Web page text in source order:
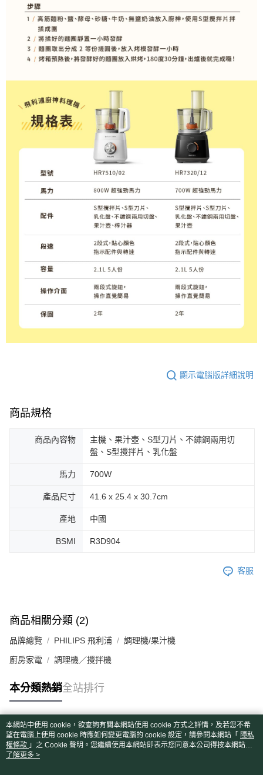
顯示電腦版詳細說明
商品規格
商品內容物
主機、果汁壺、S型刀片、不鏽鋼兩用切
盤、S型攪拌片、乳化盤
馬力 700W
產品尺寸 41.6 x 25.4 x 30.7cm
產地 中國
BSMI R3D904
客服
商品相關分類 (2)
品牌總覽 PHILIPS 飛利浦 調理機/果汁機
廚房家電 調理機／攪拌機
本分類熱銷全站排行
熱門標籤
本網站中使用 cookie，欲查詢有關本網站使用 cookie 方式之詳情，及若您不希
望在電腦上使用 cookie 時應如何變更電腦的 cookie 設定，請參閱本網站「 隱私
權條款 」之 Cookie 聲明。您繼續使用本網站即表示您同意本公司得按本網站使
用條款之 Cookie 聲明使用 cookie。
了解更多 >